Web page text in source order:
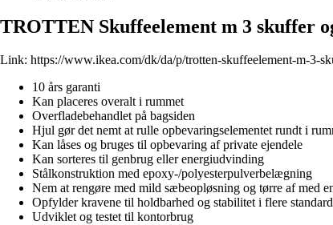
TROTTEN Skuffeelement m 3 skuffer
Link: https://www.ikea.com/dk/da/p/trotten-skuffeelement-m-3-
10 års garanti
Kan placeres overalt i rummet
Overfladebehandlet på bagsiden
Hjul gør det nemt at rulle opbevaringselementet rundt i
Kan låses og bruges til opbevaring af private ejendele
Kan sorteres til genbrug eller energiudvinding
Stålkonstruktion med epoxy-/polyesterpulverbelægning
Nem at rengøre med mild sæbeopløsning og tørre af med
Opfylder kravene til holdbarhed og stabilitet i flere
Udviklet og testet til kontorbrug